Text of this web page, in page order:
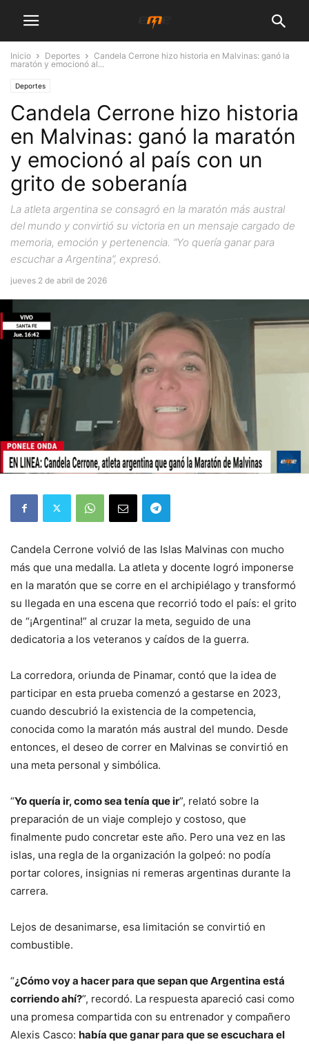
Inicio Deportes
Candela Cerrone hizo historia en Malvinas: ganó la
maratón y emocionó al...
Deportes
Candela Cerrone hizo historia
en Malvinas: ganó la maratón
y emocionó al país con un
grito de soberanía
La atleta argentina se consagró en la maratón más austral
del mundo y convirtió su victoria en un mensaje cargado de
memoria, emoción y pertenencia. “Yo quería ganar para
escuchar a Argentina”, expresó.
jueves 2 de abril de 2026
Candela Cerrone volvió de las Islas Malvinas con mucho
más que una medalla. La atleta y docente logró imponerse
en la maratón que se corre en el archipiélago y transformó
su llegada en una escena que recorrió todo el país: el grito
de “¡Argentina!” al cruzar la meta, seguido de una
dedicatoria a los veteranos y caídos de la guerra.
La corredora, oriunda de Pinamar, contó que la idea de
participar en esta prueba comenzó a gestarse en 2023,
cuando descubrió la existencia de la competencia,
conocida como la maratón más austral del mundo. Desde
entonces, el deseo de correr en Malvinas se convirtió en
una meta personal y simbólica.
“Yo quería ir, como sea tenía que ir”, relató sobre la
preparación de un viaje complejo y costoso, que
finalmente pudo concretar este año. Pero una vez en las
islas, una regla de la organización la golpeó: no podía
portar colores, insignias ni remeras argentinas durante la
carrera.
Lejos de desanimarse, esa limitación se convirtió en
combustible.
“¿Cómo voy a hacer para que sepan que Argentina está
corriendo ahí?”, recordó. La respuesta apareció casi como
una promesa compartida con su entrenador y compañero
Alexis Casco: había que ganar para que se escuchara el